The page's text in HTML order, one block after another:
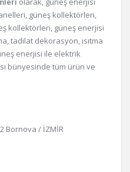
güneş kollektörleri,
kollektörleri, güneş enerjisi
tadilat dekorasyon, ısıtma
enerjisi ile elektrik
bünyesinde tüm ürün ve
Bornova / İZMİR